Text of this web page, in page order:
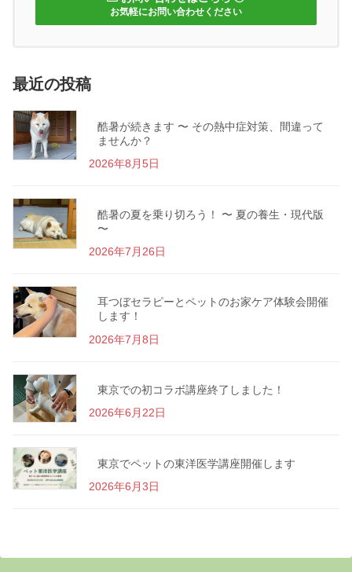
お気軽にお問い合わせください
最近の投稿
酷暑が続きます 〜 その熱中症対策、間違って
ませんか？
2026年8月5日
酷暑の夏を乗り切ろう！ 〜 夏の養生・現代版
〜
2026年7月26日
耳つぼセラピーとペットのお家ケア体験会開催
します！
2026年7月8日
東京での初コラボ講座終了しました！
2026年6月22日
東京でペットの東洋医学講座開催します
2026年6月3日